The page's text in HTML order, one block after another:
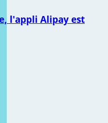
l'appli Alipay est